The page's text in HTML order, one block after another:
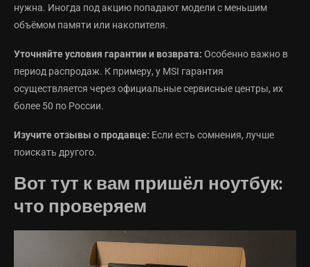
нужна. Иногда под акцию попадают модели с меньшим
объёмом памяти или накопителя.
Уточняйте условия гарантии и возврата: Особенно важно в
период распродаж. К примеру, у MSI гарантия
осуществляется через официальные сервисные центры, их
более 50 по России.
Изучите отзывы о продавце: Если есть сомнения, лучше
поискать другого.
Вот тут к вам пришёл ноутбук:
что проверяем